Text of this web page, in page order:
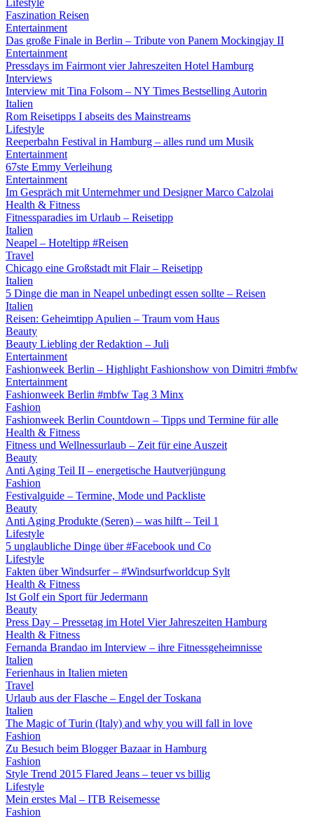
Lifestyle
Faszination Reisen
Entertainment
Das große Finale in Berlin – Tribute von Panem Mockingjay II
Entertainment
Pressdays im Fairmont vier Jahreszeiten Hotel Hamburg
Interviews
Interview mit Tina Folsom – NY Times Bestselling Autorin
Italien
Rom Reisetipps I abseits des Mainstreams
Lifestyle
Reeperbahn Festival in Hamburg – alles rund um Musik
Entertainment
67ste Emmy Verleihung
Entertainment
Im Gespräch mit Unternehmer und Designer Marco Calzolai
Health & Fitness
Fitnessparadies im Urlaub – Reisetipp
Italien
Neapel – Hoteltipp #Reisen
Travel
Chicago eine Großstadt mit Flair – Reisetipp
Italien
5 Dinge die man in Neapel unbedingt essen sollte – Reisen
Italien
Reisen: Geheimtipp Apulien – Traum vom Haus
Beauty
Beauty Liebling der Redaktion – Juli
Entertainment
Fashionweek Berlin – Highlight Fashionshow von Dimitri #mbfw
Entertainment
Fashionweek Berlin #mbfw Tag 3 Minx
Fashion
Fashionweek Berlin Countdown – Tipps und Termine für alle
Health & Fitness
Fitness und Wellnessurlaub – Zeit für eine Auszeit
Beauty
Anti Aging Teil II – energetische Hautverjüngung
Fashion
Festivalguide – Termine, Mode und Packliste
Beauty
Anti Aging Produkte (Seren) – was hilft – Teil 1
Lifestyle
5 unglaubliche Dinge über #Facebook und Co
Lifestyle
Fakten über Windsurfer – #Windsurfworldcup Sylt
Health & Fitness
Ist Golf ein Sport für Jedermann
Beauty
Press Day – Pressetag im Hotel Vier Jahreszeiten Hamburg
Health & Fitness
Fernanda Brandao im Interview – ihre Fitnessgeheimnisse
Italien
Ferienhaus in Italien mieten
Travel
Urlaub aus der Flasche – Engel der Toskana
Italien
The Magic of Turin (Italy) and why you will fall in love
Fashion
Zu Besuch beim Blogger Bazaar in Hamburg
Fashion
Style Trend 2015 Flared Jeans – teuer vs billig
Lifestyle
Mein erstes Mal – ITB Reisemesse
Fashion